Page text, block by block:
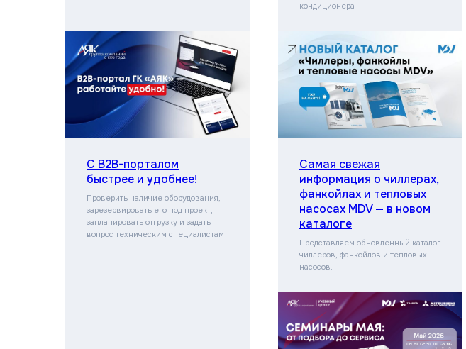
кондиционера
С B2B-порталом
быстрее и удобнее!
Проверить наличие оборудования,
зарезервировать его под проект,
запланировать отгрузку и задать
вопрос техническим специалистам
Самая свежая
информация о чиллерах,
фанкойлах и тепловых
насосах MDV — в новом
каталоге
Представляем обновленный каталог
чиллеров, фанкойлов и тепловых
насосов.